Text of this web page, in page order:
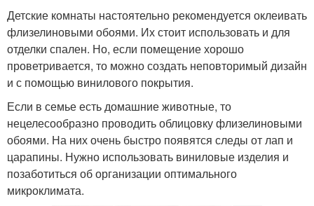
Детские комнаты настоятельно рекомендуется оклеивать
флизелиновыми обоями. Их стоит использовать и для
отделки спален. Но, если помещение хорошо
проветривается, то можно создать неповторимый дизайн
и с помощью винилового покрытия.
Если в семье есть домашние животные, то
нецелесообразно проводить облицовку флизелиновыми
обоями. На них очень быстро появятся следы от лап и
царапины. Нужно использовать виниловые изделия и
позаботиться об организации оптимального
микроклимата.